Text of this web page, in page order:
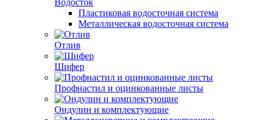
Водосток
Пластиковая водосточная система
Металлическая водосточная система
Отлив
Шифер
Профнастил и оцинкованные листы
Ондулин и комплектующие